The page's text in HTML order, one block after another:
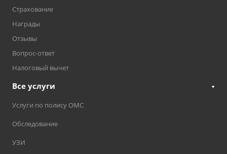
Страхование
Награды
Отзывы
Вопрос-ответ
Налоговый вычет
Все услуги
Услуги по полису ОМС
Обследование
УЗИ